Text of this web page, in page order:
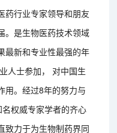
药行业专家领导和朋友
。是生物医药技术领域
最新和专业性最强的年
人士参加， 对中国生
用。经过8年的努力与
名权威专家学者的齐心
致力于为生物制药界同